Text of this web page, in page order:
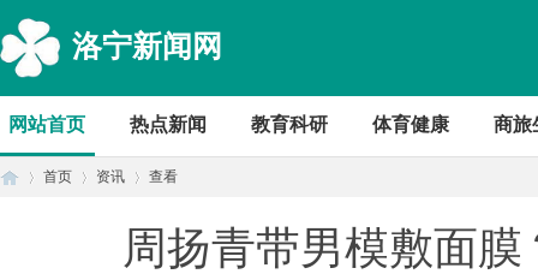
洛宁新闻网
网站首页 热点新闻 教育科研 体育健康 商旅
首页 资讯 查看
周扬青带男模敷面